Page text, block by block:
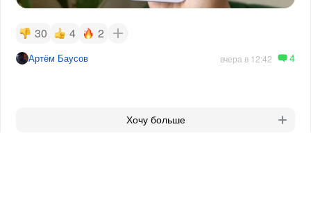
30 4 2
Артём Баусов вчера в 12:42 4
Хочу больше